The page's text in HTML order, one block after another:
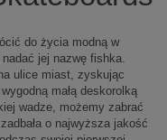
do życia modną w
jej nazwę fishka.
ulice miast, zyskując
małą deskorolką
wadze, możemy zabrać
o najwyższa jakość